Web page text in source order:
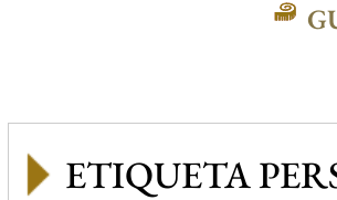
ETIQUETA